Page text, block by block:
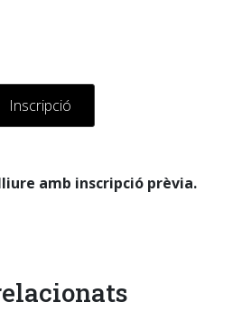
Inscripció
lliure amb inscripció prèvia.